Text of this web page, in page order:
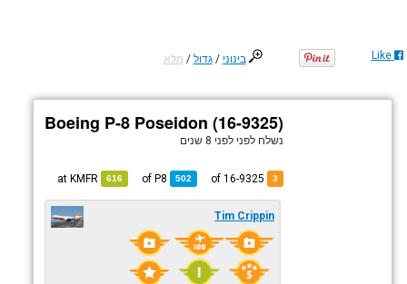
בינוני /גדול / מלא Like
Boeing P-8 Poseidon (16-9325)
נשלח לפני לפני 8 שנים
3
502
P8
616
KMFR
Tim Crippin